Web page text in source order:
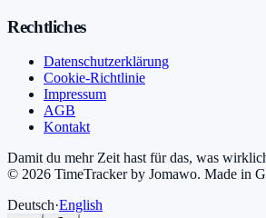
Rechtliches
Datenschutzerklärung
Cookie-Richtlinie
Impressum
AGB
Kontakt
Damit du mehr Zeit hast für das, was
© 2026 TimeTracker by Jomawo. Made in
Deutsch·English